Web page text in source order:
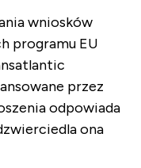
wniosków
programu EU
przez
odpowiada
ona